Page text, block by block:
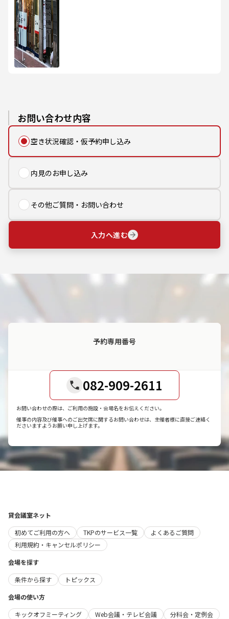
お問い合わせ内容
空き状況確認・仮予約申し込み
内見のお申し込み
その他ご質問・お問い合わせ
入力へ進む
予約専用番号
082-909-2611
お問い合わせの際は、ご利用の施設・会場名をお伝えください。
催事の内容及び催事へのご出欠席に関するお問い合わせは、主催者様に直接ご連絡く
ださいますようお願い申し上げます。
貸会議室ネット
初めてご利用の方へ
TKPのサービス一覧
よくあるご質問
利用規約・キャンセルポリシー
会場を探す
条件から探す
トピックス
会場の使い方
キックオフミーティング
Web会議・テレビ会議
分科会・定例会